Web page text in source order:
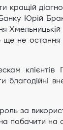
Юрій
не остання
клієнтів
благодійні
за
побачити на